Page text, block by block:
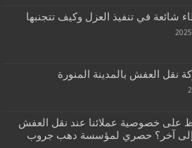
نقل العفش بالمدينة المنورة
على خصوصية عملائنا عند نقل العفش
آخر؟ حصري لمؤسسة دهب جروب